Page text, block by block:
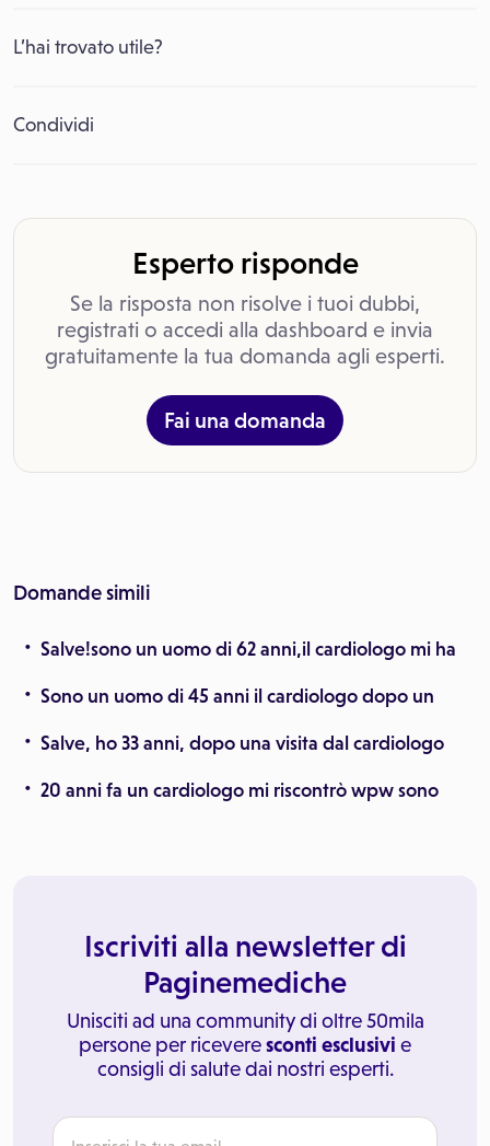
L’hai trovato utile?
Condividi
Esperto risponde
Se la risposta non risolve i tuoi dubbi,
registrati o accedi alla dashboard e invia
gratuitamente la tua domanda agli esperti.
Fai una domanda
Domande simili
Salve!sono un uomo di 62 anni,il cardiologo mi ha
Sono un uomo di 45 anni il cardiologo dopo un
Salve, ho 33 anni, dopo una visita dal cardiologo
20 anni fa un cardiologo mi riscontrò wpw sono
Iscriviti alla newsletter di
Paginemediche
Unisciti ad una community di oltre 50mila
persone per riceveresconti esclusivi e
consigli di salute dai nostri esperti.